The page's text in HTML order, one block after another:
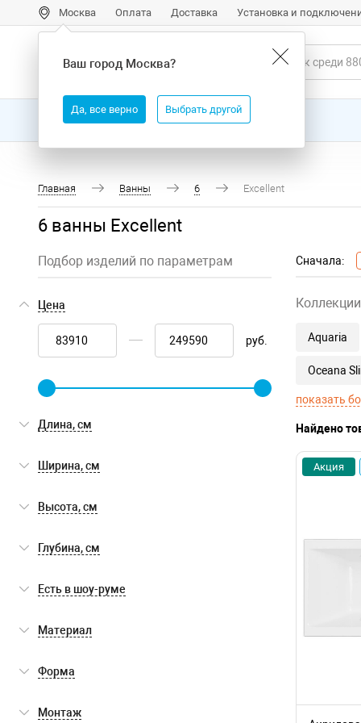
Ваш город Москва?
Да, все верно Выбрать другой
Москва Оплата Доставка Установка и
Все товары Бренды
Главная Ванны 6 Excellent
6 ванны Excellent
Подбор изделий по параметрам
Цена
руб.
Длина, см
Ширина, см
Высота, см
Глубина, см
Есть в шоу-руме
Материал
Форма
Монтаж
Сначала:
Aquaria
Oceana
показать
Найдено
Акция